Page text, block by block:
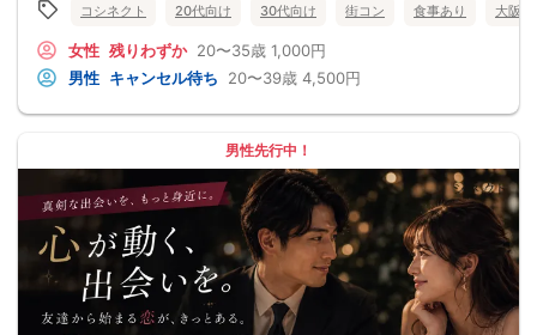
コシネクト 20代向け 30代向け 街コン 食事あり 大阪府
女性 残りわずか 20〜35歳 1,000円
男性 キャンセル待ち 20〜39歳 4,500円
男性先行中！